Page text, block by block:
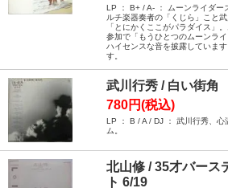
LP ： B+ / A- ： ムーンライダー
ルチ楽器奏者の「くじら」こと
「とにかくここがパラダイス」
参加で「もうひとつのムーンラ
ハイセンスな音を披露していま
す。
武川行秀 / 白い街角
780円(税込)
LP ： B / A / DJ ： 武川行秀、心
ム。
北山修 / 35才バース
ト 6/19